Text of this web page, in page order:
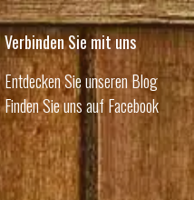
Verbinden Sie mit uns
Entdecken Sie unseren Blog
Finden Sie uns auf Facebook